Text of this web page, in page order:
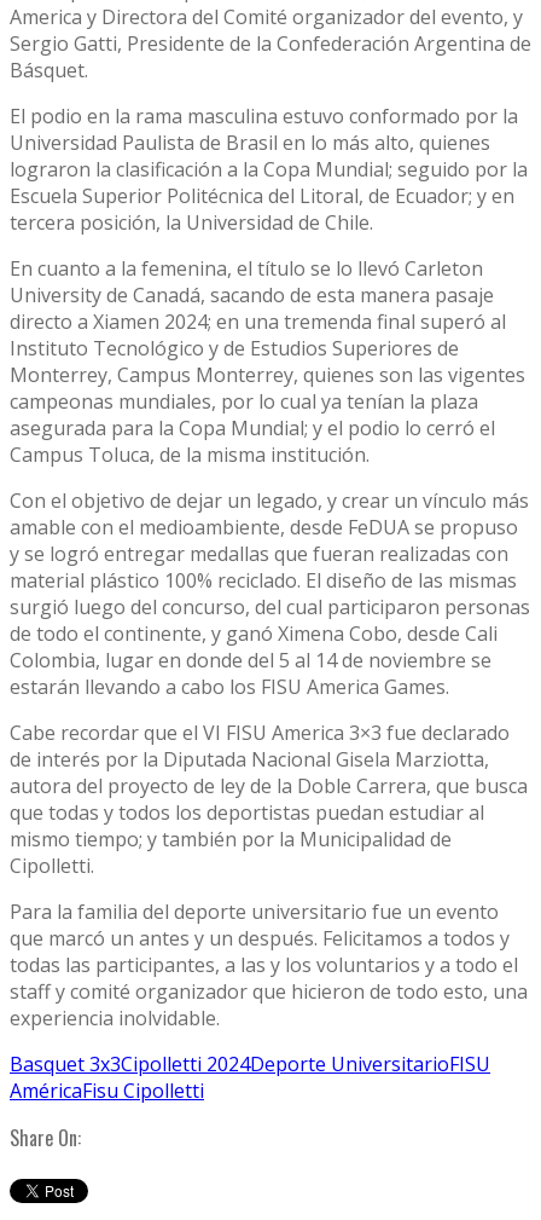
America y Directora del Comité organizador del evento, y
Sergio Gatti, Presidente de la Confederación Argentina de
Básquet.
El podio en la rama masculina estuvo conformado por la
Universidad Paulista de Brasil en lo más alto, quienes
lograron la clasificación a la Copa Mundial; seguido por la
Escuela Superior Politécnica del Litoral, de Ecuador; y en
tercera posición, la Universidad de Chile.
En cuanto a la femenina, el título se lo llevó Carleton
University de Canadá, sacando de esta manera pasaje
directo a Xiamen 2024; en una tremenda final superó al
Instituto Tecnológico y de Estudios Superiores de
Monterrey, Campus Monterrey, quienes son las vigentes
campeonas mundiales, por lo cual ya tenían la plaza
asegurada para la Copa Mundial; y el podio lo cerró el
Campus Toluca, de la misma institución.
Con el objetivo de dejar un legado, y crear un vínculo más
amable con el medioambiente, desde FeDUA se propuso
y se logró entregar medallas que fueran realizadas con
material plástico 100% reciclado. El diseño de las mismas
surgió luego del concurso, del cual participaron personas
de todo el continente, y ganó Ximena Cobo, desde Cali
Colombia, lugar en donde del 5 al 14 de noviembre se
estarán llevando a cabo los FISU America Games.
Cabe recordar que el VI FISU America 3×3 fue declarado
de interés por la Diputada Nacional Gisela Marziotta,
autora del proyecto de ley de la Doble Carrera, que busca
que todas y todos los deportistas puedan estudiar al
mismo tiempo; y también por la Municipalidad de
Cipolletti.
Para la familia del deporte universitario fue un evento
que marcó un antes y un después. Felicitamos a todos y
todas las participantes, a las y los voluntarios y a todo el
staff y comité organizador que hicieron de todo esto, una
experiencia inolvidable.
Basquet 3x3Cipolletti 2024Deporte UniversitarioFISU
AméricaFisu Cipolletti
Share On: